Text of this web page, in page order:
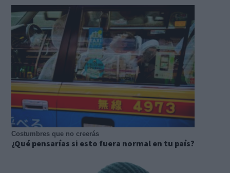
Costumbres que no creerás
¿Qué pensarías si esto fuera normal en tu país?